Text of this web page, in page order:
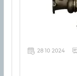
28 10 2024